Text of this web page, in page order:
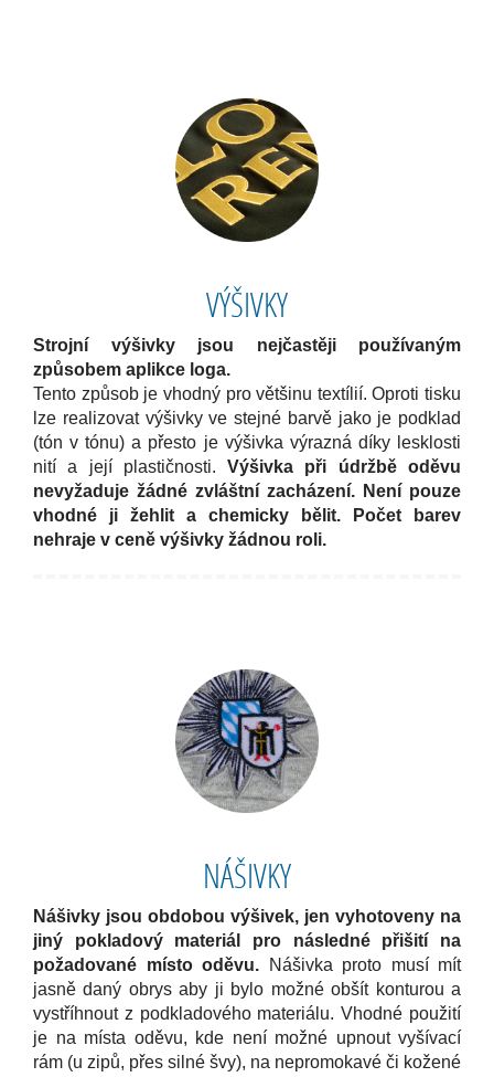
VÝŠIVKY
Strojní výšivky jsou nejčastěji používaným
způsobem aplikce loga.
Tento způsob je vhodný pro většinu textílií. Oproti tisku
lze realizovat výšivky ve stejné barvě jako je podklad
(tón v tónu) a přesto je výšivka výrazná díky lesklosti
nití a její plastičnosti.Výšivka při údržbě oděvu
nevyžaduje žádné zvláštní zacházení. Není pouze
vhodné ji žehlit a chemicky bělit.
Počet barev
nehraje v ceně výšivky žádnou roli.
NÁŠIVKY
Nášivky jsou obdobou výšivek, jen vyhotoveny na
jiný pokladový materiál pro následné přišití na
požadované místo oděvu. Nášivka proto musí mít
jasně daný obrys aby ji bylo možné obšít konturou a
vystříhnout z podkladového materiálu. Vhodné použití
je na místa oděvu, kde není možné upnout vyšívací
rám (u zipů, přes silné švy), na nepromokavé či kožené